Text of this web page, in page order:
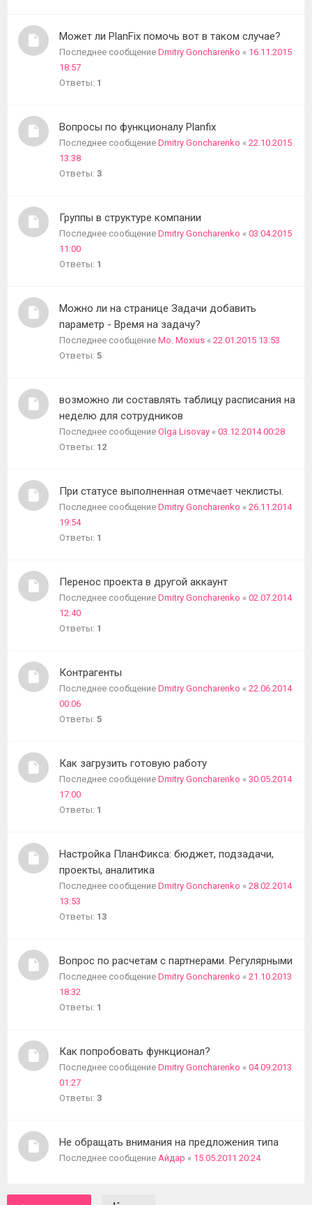
Может ли PlanFix помочь вот в таком случае?
Последнее сообщение Dmitry Goncharenko « 16.11.2015
18:57
Ответы: 1
Вопросы по функционалу Planfix
Последнее сообщение Dmitry Goncharenko « 22.10.2015
13:38
Ответы: 3
Группы в структуре компании
Последнее сообщение Dmitry Goncharenko « 03.04.2015
11:00
Ответы: 1
Можно ли на странице Задачи добавить
параметр - Время на задачу?
Последнее сообщение Mo. Moxius « 22.01.2015 13:53
Ответы: 5
возможно ли составлять таблицу расписания на
неделю для сотрудников
Последнее сообщение Olga Lisovay « 03.12.2014 00:28
Ответы: 12
При статусе выполненная отмечает чеклисты.
Последнее сообщение Dmitry Goncharenko « 26.11.2014
19:54
Ответы: 1
Перенос проекта в другой аккаунт
Последнее сообщение Dmitry Goncharenko « 02.07.2014
12:40
Ответы: 1
Контрагенты
Последнее сообщение Dmitry Goncharenko « 22.06.2014
00:06
Ответы: 5
Как загрузить готовую работу
Последнее сообщение Dmitry Goncharenko « 30.05.2014
17:00
Ответы: 1
Настройка ПланФикса: бюджет, подзадачи,
проекты, аналитика
Последнее сообщение Dmitry Goncharenko « 28.02.2014
13:53
Ответы: 13
Вопрос по расчетам с партнерами. Регулярными
Последнее сообщение Dmitry Goncharenko « 21.10.2013
18:32
Ответы: 1
Как попробовать функционал?
Последнее сообщение Dmitry Goncharenko « 04.09.2013
01:27
Ответы: 3
Не обращать внимания на предложения типа
Последнее сообщение Айдар « 15.05.2011 20:24